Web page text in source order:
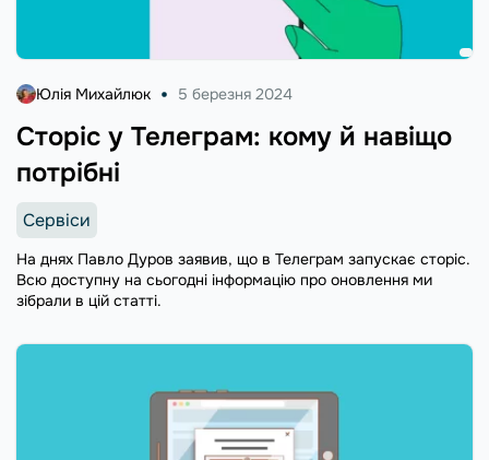
Сторіс у Телеграм: кому й навіщо
потрібні
Юлія Михайлюк 5 березня 2024
Сервіси
На днях Павло Дуров заявив, що в Телеграм запускає сторіс.
Всю доступну на сьогодні інформацію про оновлення ми
зібрали в цій статті.